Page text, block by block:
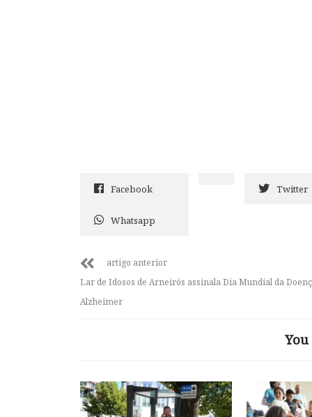
Facebook Twitter
Whatsapp
artigo anterior
Lar de Idosos de Arneirós assinala Dia Mundial da
Alzheimer